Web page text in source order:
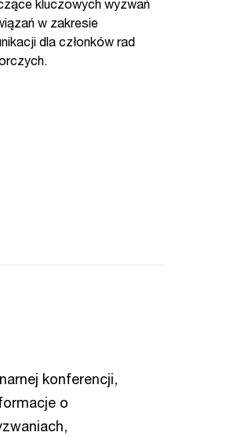
kluczowych wyzwań
w zakresie
dla członków rad
konferencji,
o